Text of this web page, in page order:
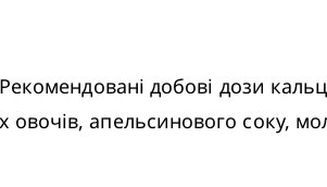
добові дози
апельсинового соку,